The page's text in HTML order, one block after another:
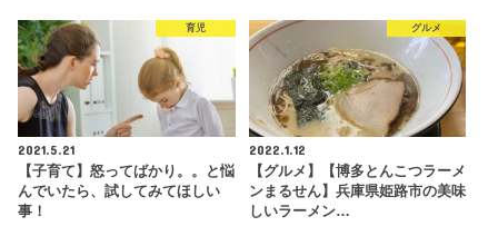
育児
2021.5.21
【子育て】怒ってばかり。。と悩
んでいたら、試してみてほしい
事！
グルメ
2022.1.12
【グルメ】【博多とんこつラーメ
ンまるせん】兵庫県姫路市の美味
しいラーメン…